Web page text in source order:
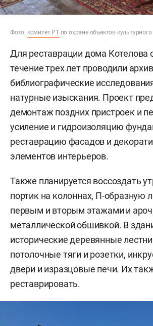
Фото: комитет РТпо охране объектов
Для реставрации дома Котелова
течение трех лет проводили
библиографические
натурные изыскания. Проект
демонтаж поздних пристроек и
усиление и гидроизоляцию
реставрацию фасадов и
элементов интерьеров.
Также планируется воссоздать
портик на колоннах, П-образную
первым и вторым этажами и
металлической обшивкой. В
исторические деревянные
потолочные тяги и розетки,
двери и изразцовые печи. Их
реставрировать.